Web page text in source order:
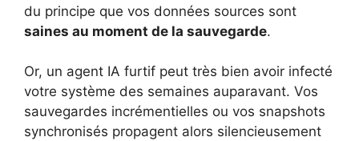
du principe que vos données sources sont
saines au moment de la sauvegarde.
Or, un agent IA furtif peut très bien avoir infecté
votre système des semaines auparavant. Vos
sauvegardes incrémentielles ou vos snapshots
synchronisés propagent alors silencieusement